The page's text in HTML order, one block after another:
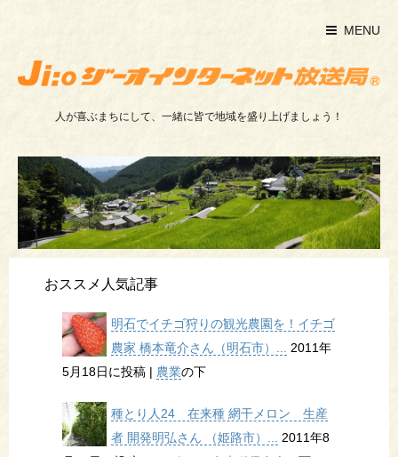
MENU
人が喜ぶまちにして、一緒に皆で地域を盛り上げましょう！
おススメ人気記事
明石でイチゴ狩りの観光農園を！イチゴ
農家 橋本竜介さん（明石市）... 2011年
5月18日に投稿 | 農業の下
種とり人24 在来種 網干メロン 生産
者 開発明弘さん （姫路市）... 2011年8